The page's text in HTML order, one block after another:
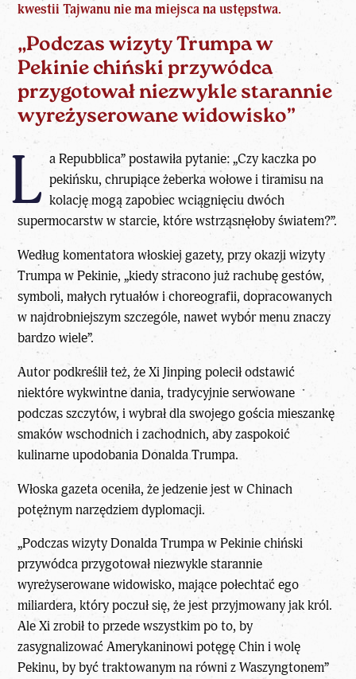
kwestii Tajwanu nie ma miejsca na ustępstwa.
„Podczas wizyty Trumpa w
Pekinie chiński przywódca
przygotował niezwykle starannie
wyreżyserowane widowisko”
L a Repubblica” postawiła pytanie: „Czy kaczka po
pekińsku, chrupiące żeberka wołowe i tiramisu na
kolację mogą zapobiec wciągnięciu dwóch
supermocarstw w starcie, które wstrząsnęłoby światem?”.
Według komentatora włoskiej gazety, przy okazji wizyty
Trumpa w Pekinie, „kiedy stracono już rachubę gestów,
symboli, małych rytuałów i choreografii, dopracowanych
w najdrobniejszym szczególe, nawet wybór menu znaczy
bardzo wiele”.
Autor podkreślił też, że Xi Jinping polecił odstawić
niektóre wykwintne dania, tradycyjnie serwowane
podczas szczytów, i wybrał dla swojego gościa mieszankę
smaków wschodnich i zachodnich, aby zaspokoić
kulinarne upodobania Donalda Trumpa.
Włoska gazeta oceniła, że jedzenie jest w Chinach
potężnym narzędziem dyplomacji.
„Podczas wizyty Donalda Trumpa w Pekinie chiński
przywódca przygotował niezwykle starannie
wyreżyserowane widowisko, mające połechtać ego
miliardera, który poczuł się, że jest przyjmowany jak król.
Ale Xi zrobił to przede wszystkim po to, by
zasygnalizować Amerykaninowi potęgęChini wolę
Pekinu, by być traktowanym na równi z Waszyngtonem”